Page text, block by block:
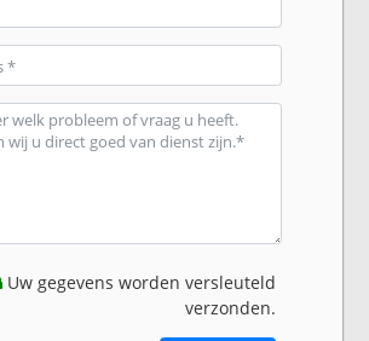
Uw gegevens worden versleuteld
verzonden.